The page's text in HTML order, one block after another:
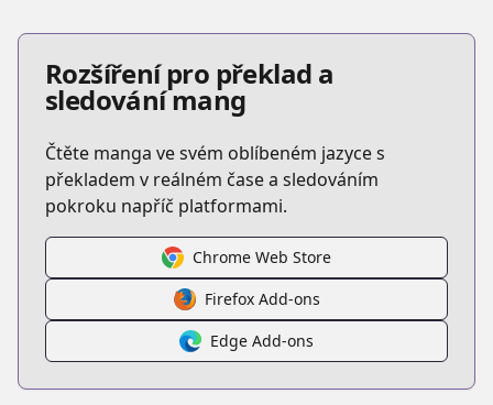
Rozšíření pro překlad a
sledování mang
Čtěte manga ve svém oblíbeném jazyce s
překladem v reálném čase a sledováním
pokroku napříč platformami.
Chrome Web Store
Firefox Add-ons
Edge Add-ons